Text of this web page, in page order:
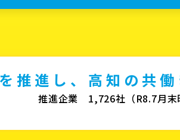
推進し、高知の共働
推進企業 1,726社（R8.7月末